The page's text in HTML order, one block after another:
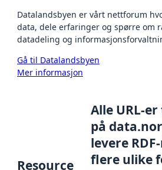
Datalandsbyen er vårt nettforum
data, dele erfaringer og spørre om
datadeling og
Gå til Datalandsbyen
Mer informasjon
Resource
Alle URL-
på
levere
flere ulike